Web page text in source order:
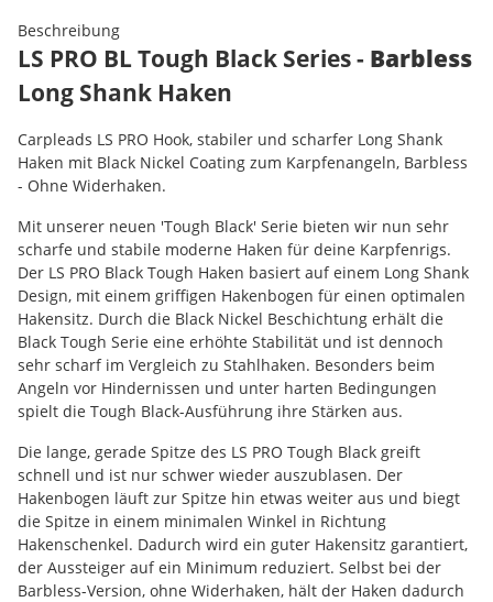
Beschreibung
LS PRO BL Tough Black Series - Barbless
Long Shank Haken
Carpleads LS PRO Hook, stabiler und scharfer Long Shank
Haken mit Black Nickel Coating zum Karpfenangeln, Barbless
- Ohne Widerhaken.
Mit unserer neuen 'Tough Black' Serie bieten wir nun sehr
scharfe und stabile moderne Haken für deine Karpfenrigs.
Der LS PRO Black Tough Haken basiert auf einem Long Shank
Design, mit einem griffigen Hakenbogen für einen optimalen
Hakensitz. Durch die Black Nickel Beschichtung erhält die
Black Tough Serie eine erhöhte Stabilität und ist dennoch
sehr scharf im Vergleich zu Stahlhaken. Besonders beim
Angeln vor Hindernissen und unter harten Bedingungen
spielt die Tough Black-Ausführung ihre Stärken aus.
Die lange, gerade Spitze des LS PRO Tough Black greift
schnell und ist nur schwer wieder auszublasen. Der
Hakenbogen läuft zur Spitze hin etwas weiter aus und biegt
die Spitze in einem minimalen Winkel in Richtung
Hakenschenkel. Dadurch wird ein guter Hakensitz garantiert,
der Aussteiger auf ein Minimum reduziert. Selbst bei der
Barbless-Version, ohne Widerhaken, hält der Haken dadurch